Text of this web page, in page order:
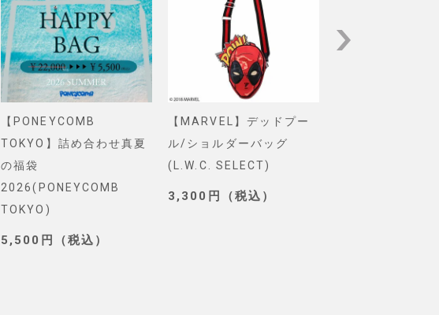
【PONEYCOMB
TOKYO】詰め合わせ真夏
の福袋
2026(PONEYCOMB
TOKYO)
5,500円（税込）
【MARVEL】デッドプー
ル/ショルダーバッグ
(L.W.C. SELECT)
3,300円（税込）